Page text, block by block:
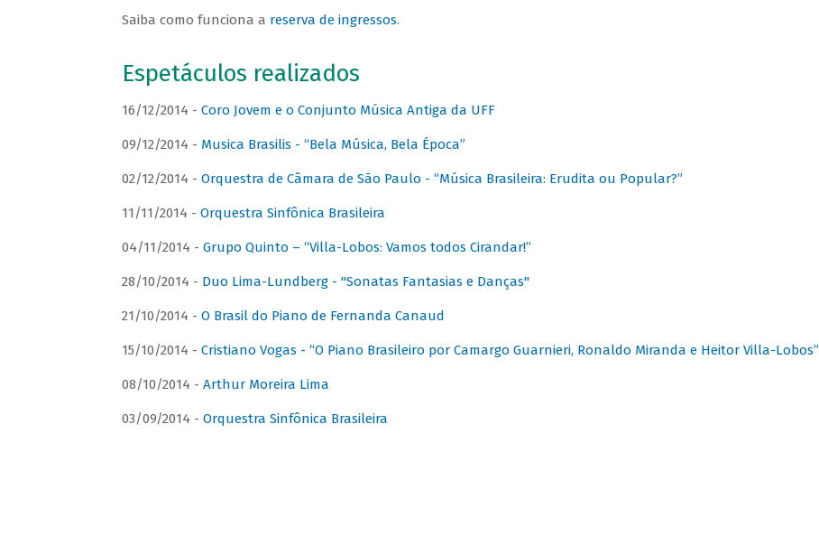
Saiba como funciona a reserva de ingressos.
Espetáculos realizados
16/12/2014 - Coro Jovem e o Conjunto Música Antiga da UFF
09/12/2014 - Musica Brasilis - “Bela Música, Bela Época”
02/12/2014 - Orquestra de Câmara de São Paulo - “Música Brasileira: Erudita ou Popular?”
11/11/2014 - Orquestra Sinfônica Brasileira
04/11/2014 - Grupo Quinto – “Villa-Lobos: Vamos todos Cirandar!”
28/10/2014 - Duo Lima-Lundberg - "Sonatas Fantasias e Danças"
21/10/2014 - O Brasil do Piano de Fernanda Canaud
15/10/2014 - Cristiano Vogas - “O Piano Brasileiro por Camargo Guarnieri, Ronaldo Miranda e Heitor Villa-Lobos”
08/10/2014 - Arthur Moreira Lima
03/09/2014 - Orquestra Sinfônica Brasileira